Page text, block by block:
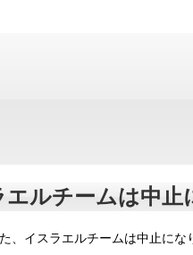
エルチームは中止
、イスラエルチームは中止にな